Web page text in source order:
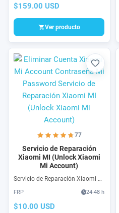
versiones y modelos que
Apple ID
$159.00 USD
Ver producto
Favorito
77
Servicio de Reparación
Xiaomi MI (Unlock Xiaomi
Mi Account)
Servicio de Reparación Xiaomi MI
sin re-bloqueos, sin equipo
profesional, desde casa, sin
FRP 24-48 h
$10.00 USD